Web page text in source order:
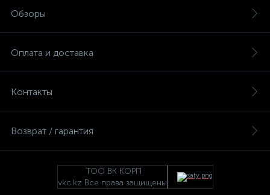
Обзоры
Оплата и доставка
Контакты
Возврат / гарантия
ТОО ВК КОРП
vkc.kz Все права защищены